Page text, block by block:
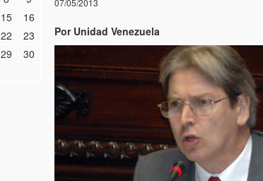
07/05/2013
Por Unidad Venezuela
15
16
22
23
29
30